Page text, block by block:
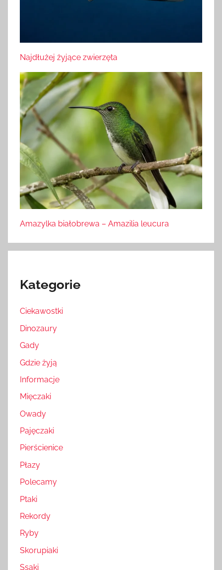
Najdłużej żyjące zwierzęta
Amazylka białobrewa – Amazilia leucura
Kategorie
Ciekawostki
Dinozaury
Gady
Gdzie żyją
Informacje
Mięczaki
Owady
Pajęczaki
Pierścienice
Płazy
Polecamy
Ptaki
Rekordy
Ryby
Skorupiaki
Ssaki